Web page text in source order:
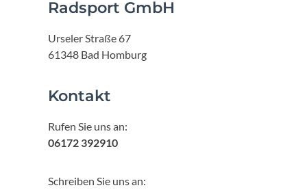
Radsport GmbH
Urseler Straße 67
61348 Bad Homburg
Kontakt
Rufen Sie uns an:
06172 392910
Schreiben Sie uns an: